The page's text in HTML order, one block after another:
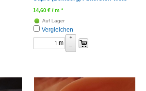
14,60 € / m *
Auf Lager
Vergleichen
m
+
–